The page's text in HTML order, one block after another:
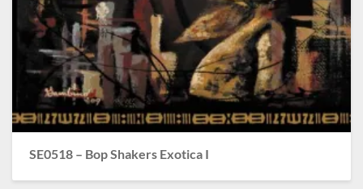
SE0518 – Bop Shakers Exotica I